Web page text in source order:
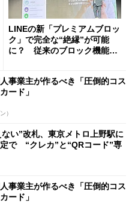
LINEの新「プレミアムブロッ
ク」で完全な“絶縁”が可能
に？ 従来のブロック機能と
事業主が作るべき「圧倒的コス
ード」
）
い”改札、東京メトロ上野駅に
で “クレカ”と“QRコード”専
事業主が作るべき「圧倒的コス
ード」